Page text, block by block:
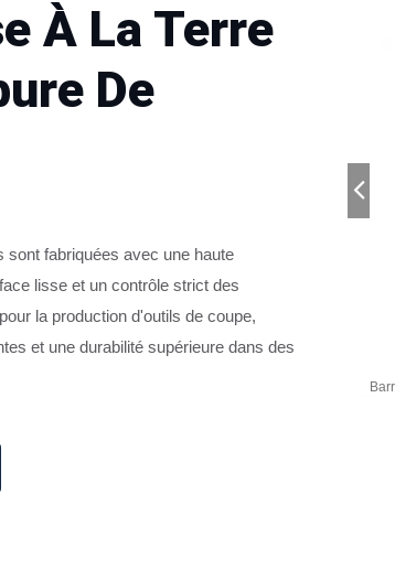
finie en carbure de tungstène - 1
À La Terre
De
sont fabriquées avec une haute
lisse et un contrôle strict des
la production d'outils de coupe,
et une durabilité supérieure dans des